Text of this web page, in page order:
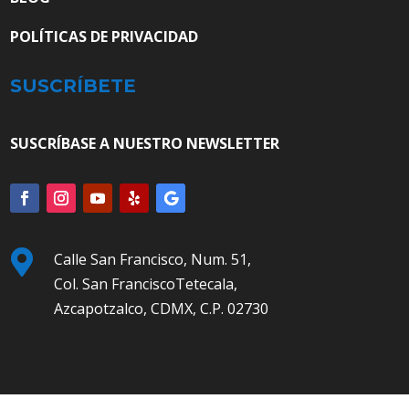
POLÍTICAS DE PRIVACIDAD
SUSCRÍBETE
SUSCRÍBASE A NUESTRO NEWSLETTER

Calle San Francisco, Num. 51,
Col. San FranciscoTetecala,
Azcapotzalco, CDMX, C.P. 02730